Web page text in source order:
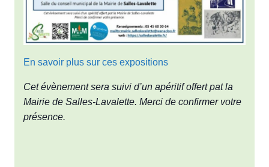
En savoir plus sur ces expositions
Cet évènement sera suivi d’un apéritif offert pat la
Mairie de Salles-Lavalette. Merci de confirmer votre
présence.